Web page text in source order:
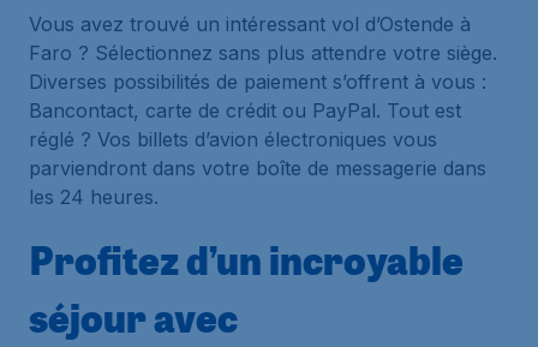
Vous avez trouvé un intéressant vol d’Ostende à
Faro ? Sélectionnez sans plus attendre votre siège.
Diverses possibilités de paiement s’offrent à vous :
Bancontact, carte de crédit ou PayPal. Tout est
réglé ? Vos billets d’avion électroniques vous
parviendront dans votre boîte de messagerie dans
les 24 heures.
Profitez d’un incroyable
séjour avec